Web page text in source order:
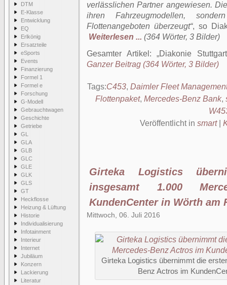
DTM
E-Klasse
Entwicklung
EQ
Erlkönig
Ersatzteile
eSports
Events
Finanzierung
Formel 1
Formel e
Forschung
G-Modell
Gebrauchtwagen
Geschichte
Getriebe
GL
GLA
GLB
GLC
GLE
GLK
GLS
GT
Heckflosse
Heizung & Lüftung
Historie
Individualisierung
Infotainment
Interieur
Internet
Jubiläum
Konzern
Lackierung
Literatur
verlässlichen Partner angewiesen.
ihren Fahrzeugmodellen,
Flottenangeboten überzeugt“, so
Weiterlesen ... (364 Wörter, 3 Bilder)
Gesamter Artikel: Diakonie
Ganzer Beitrag (364 Wörter, 3 Bilder)
Tags:C453, Daimler Fleet
Flottenpaket, Mercedes-Benz Bank,
Veröffentlicht in smart|
Girteka Logistics
insgesamt 1.000
KundenCenter in Wörth am
Mittwoch, 06. Juli 2016
Girteka Logistics übernimmt die
Benz Actros im